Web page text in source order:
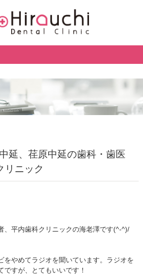
院長・スタッフ紹介
診療案内
アクセス・診療時間
延、荏原中延の歯科・歯医
リニック
、平内歯科クリニックの海老澤です(^-^)/
をやめてラジオを聞いています。ラジオを
ですが、とてもいいです！